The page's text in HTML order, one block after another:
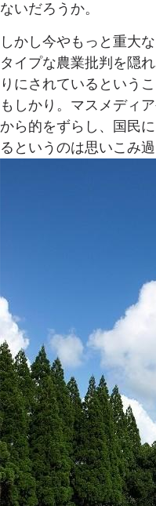
ないだろうか。
しかし今やもっと重大
タイプな農業批判を隠
りにされているという
もしかり。マスメディ
から的をずらし、国民
るというのは思いこみ